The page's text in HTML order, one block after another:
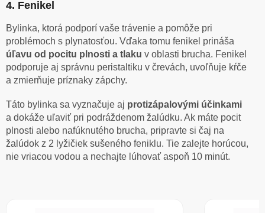
4. Fenikel
Bylinka, ktorá podporí vaše trávenie a pomôže pri
problémoch s plynatosťou. Vďaka tomu fenikel prináša
úľavu od pocitu plnosti a tlaku v oblasti brucha. Fenikel
podporuje aj správnu peristaltiku v črevách, uvoľňuje kŕče
a zmierňuje príznaky zápchy.
Táto bylinka sa vyznačuje aj protizápalovými účinkami
a dokáže uľaviť pri podráždenom žalúdku. Ak máte pocit
plnosti alebo nafúknutého brucha, pripravte si čaj na
žalúdok z 2 lyžičiek sušeného feniklu. Tie zalejte horúcou,
nie vriacou vodou a nechajte lúhovať aspoň 10 minút.